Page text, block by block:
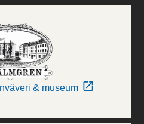
& museum